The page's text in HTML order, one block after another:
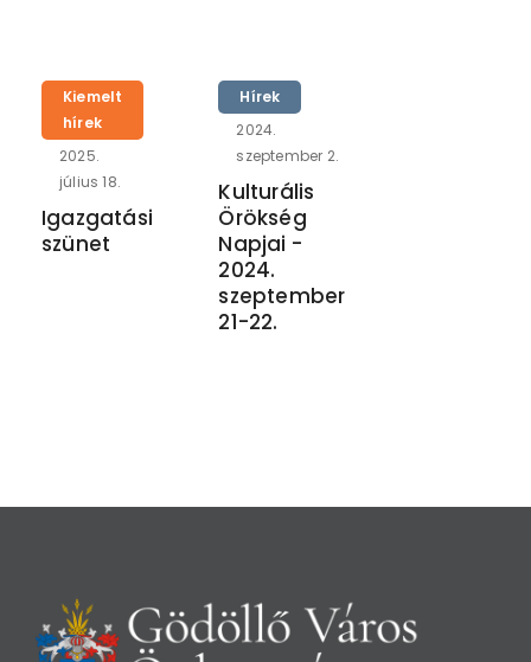
Kiemelt
hírek
2025.
július 18.
Igazgatási
szünet
Hírek
2024.
szeptember 2.
Kulturális
Örökség
Napjai -
2024.
szeptember
21-22.